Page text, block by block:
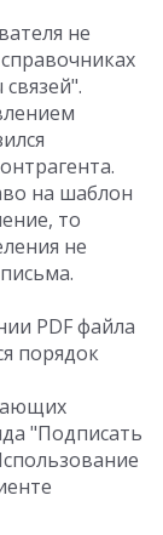
не
на шаблон
то
не
PDF файла
порядок
"Подписать